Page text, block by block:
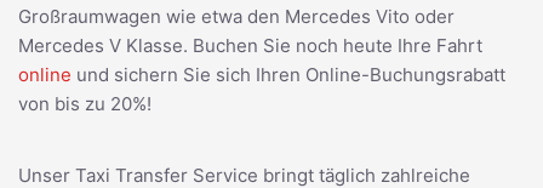
Großraumwagen wie etwa den Mercedes Vito oder
Mercedes V Klasse. Buchen Sie noch heute Ihre Fahrt
online und sichern Sie sich Ihren Online-Buchungsrabatt
von bis zu 20%!
Unser Taxi Transfer Service bringt täglich zahlreiche